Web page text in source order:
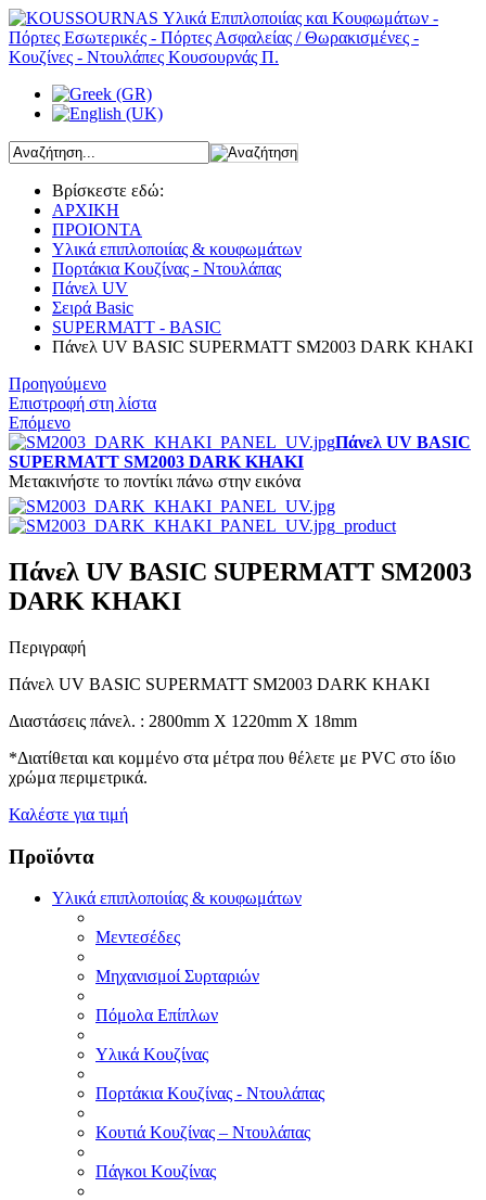
Βρίσκεστε εδώ:
ΑΡΧΙΚΗ
ΠΡΟΙΟΝΤΑ
Υλικά επιπλοποιίας & κουφωμάτων
Πορτάκια Κουζίνας - Ντουλάπας
Πάνελ UV
Σειρά Basic
SUPERMATT - BASIC
Πάνελ UV BASIC SUPERMATT SΜ2003 DARK KHAKI
Προηγούμενο
Επιστροφή στη λίστα
Επόμενο
Πάνελ UV BASIC
SUPERMATT SΜ2003 DARK KHAKI
Μετακινήστε το ποντίκι πάνω στην εικόνα
Πάνελ UV BASIC SUPERMATT SΜ2003
DARK KHAKI
Περιγραφή
Πάνελ UV BASIC SUPERMATT SΜ2003 DARK KHAKI
Διαστάσεις πάνελ. : 2800mm X 1220mm X 18mm
*Διατίθεται και κομμένο στα μέτρα που θέλετε με PVC στο ίδιο
χρώμα περιμετρικά.
Καλέστε για τιμή
Προϊόντα
Υλικά επιπλοποιίας & κουφωμάτων
Μεντεσέδες
Μηχανισμοί Συρταριών
Πόμολα Επίπλων
Υλικά Κουζίνας
Πορτάκια Κουζίνας - Ντουλάπας
Κουτιά Κουζίνας – Ντουλάπας
Πάγκοι Κουζίνας